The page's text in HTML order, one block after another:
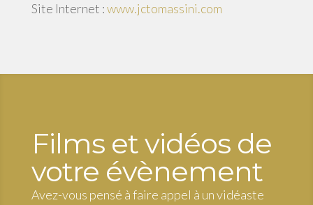
Site Internet :www.jctomassini.com
Films et vidéos de
votre évènement
Avez-vous pensé à faire appel à un vidéaste